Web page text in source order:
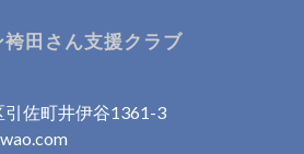
田さん支援クラブ
佐町井伊谷1361-3